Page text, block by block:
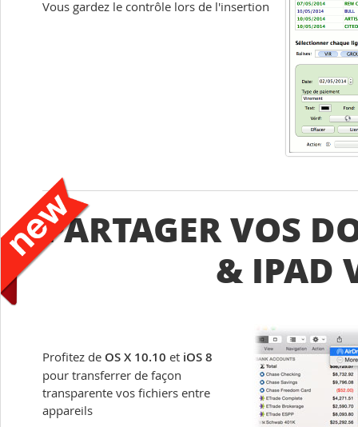
Vous gardez le contrôle lors de l'insertion
PARTAGER VOS
& IPAD
Profitez de OS X 10.10 et iOS 8
pour transferrer de façon
transparente vos fichiers entre
appareils